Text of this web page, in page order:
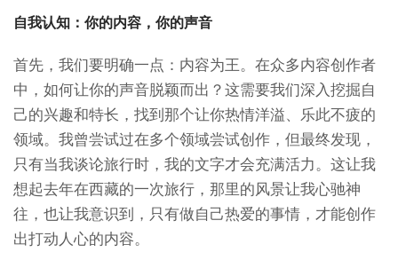
自我认知：你的内容，你的声音
首先，我们要明确一点：内容为王。在众多内容创作者
中，如何让你的声音脱颖而出？这需要我们深入挖掘自
己的兴趣和特长，找到那个让你热情洋溢、乐此不疲的
领域。我曾尝试过在多个领域尝试创作，但最终发现，
只有当我谈论旅行时，我的文字才会充满活力。这让我
想起去年在西藏的一次旅行，那里的风景让我心驰神
往，也让我意识到，只有做自己热爱的事情，才能创作
出打动人心的内容。